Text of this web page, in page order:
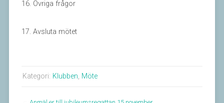
16. Övriga frågor
17. Avsluta mötet
Kategori: Klubben, Möte